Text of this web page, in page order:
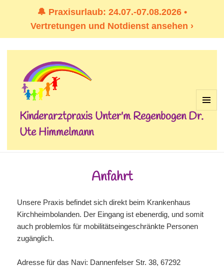
🔔 Praxisurlaub: 24.07.-07.08.2026 •
Vertretungen und Notdienst ansehen ›
Kinderarztpraxis Unter'm Regenbogen Dr.
Ute Himmelmann
MENÜ
UND
Anfahrt
Unsere Praxis befindet sich direkt beim Krankenhaus
Kirchheimbolanden. Der Eingang ist ebenerdig, und somit
auch problemlos für mobilitätseingeschränkte Personen
zugänglich.
Adresse für das Navi: Dannenfelser Str. 38, 67292